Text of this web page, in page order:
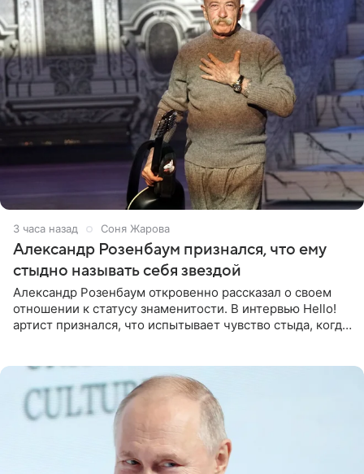
3 часа назад Соня Жарова
Александр Розенбаум признался, что ему
стыдно называть себя звездой
Александр Розенбаум откровенно рассказал о своем
отношении к статусу знаменитости. В интервью Hello!
артист признался, что испытывает чувство стыда, когда